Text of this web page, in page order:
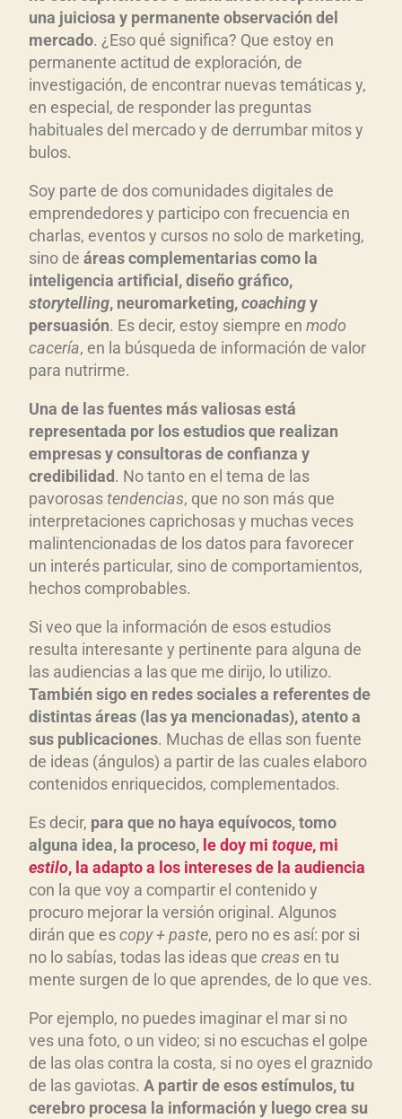
una juiciosa y permanente observación del
mercado. ¿Eso qué significa? Que estoy en
permanente actitud de exploración, de
investigación, de encontrar nuevas temáticas y,
en especial, de responder las preguntas
habituales del mercado y de derrumbar mitos y
bulos.
Soy parte de dos comunidades digitales de
emprendedores y participo con frecuencia en
charlas, eventos y cursos no solo de marketing,
sino de áreas complementarias como la
inteligencia artificial, diseño gráfico,
storytelling, neuromarketing,coachingy
persuasión. Es decir, estoy siempre en modo
cacería, en la búsqueda de información de valor
para nutrirme.
Una de las fuentes más valiosas está
representada por los estudios que realizan
empresas y consultoras de confianza y
credibilidad. No tanto en el tema de las
pavorosastendencias, que no son más que
interpretaciones caprichosas y muchas veces
malintencionadas de los datos para favorecer
un interés particular, sino de comportamientos,
hechos comprobables.
Si veo que la información de esos estudios
resulta interesante y pertinente para alguna de
las audiencias a las que me dirijo, lo utilizo.
También sigo en redes sociales a referentes de
distintas áreas (las ya mencionadas), atento a
sus publicaciones. Muchas de ellas son fuente
de ideas (ángulos) a partir de las cuales elaboro
contenidos enriquecidos, complementados.
Es decir, para que no haya equívocos, tomo
alguna idea, la proceso, le doy mi toque, mi
estilo, la adapto a los intereses de la audiencia
con la que voy a compartir el contenido y
procuro mejorar la versión original. Algunos
dirán que escopy + paste, pero no es así: por si
no lo sabías, todas las ideas que creas en tu
mente surgen de lo que aprendes, de lo que ves.
Por ejemplo, no puedes imaginar el mar si no
ves una foto, o un video; si no escuchas el golpe
de las olas contra la costa, si no oyes el graznido
de las gaviotas. A partir de esos estímulos, tu
cerebro procesa la información y luego crea su